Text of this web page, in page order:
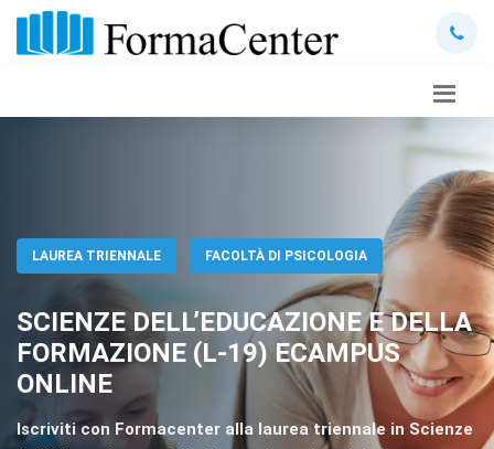
LAUREA TRIENNALE FACOLTÀ DI PSICOLOGIA
SCIENZE DELL’EDUCAZIONE E DELLA
FORMAZIONE (L-19) ECAMPUS
ONLINE
Iscriviti con Formacenter alla laurea triennale in Scienze